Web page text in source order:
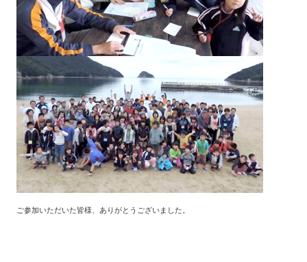
ご参加いただいた皆様、ありがとうございました。